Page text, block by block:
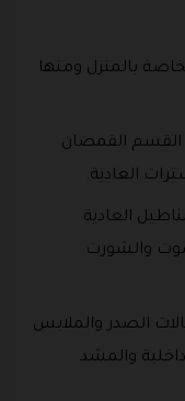
بالمنزل ومنها
القسم القمصان
العادية.
العادية
صوت والشورت
الصدر والملابس
والمشد